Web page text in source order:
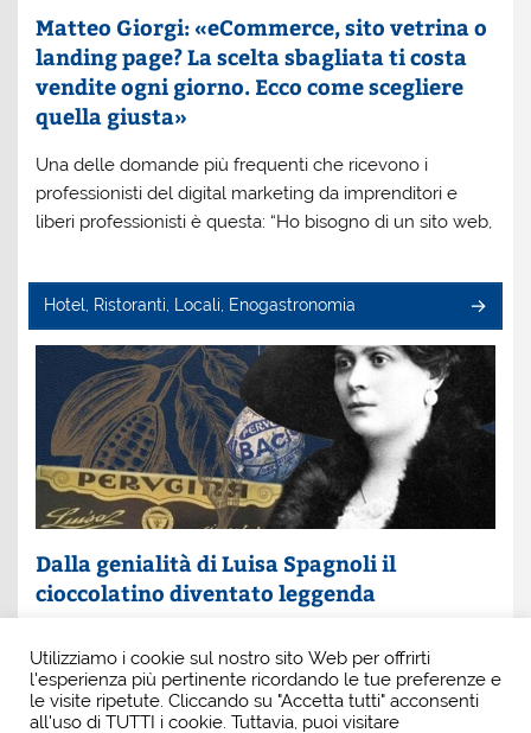
Matteo Giorgi: «eCommerce, sito vetrina o
landing page? La scelta sbagliata ti costa
vendite ogni giorno. Ecco come scegliere
quella giusta»
Una delle domande più frequenti che ricevono i
professionisti del digital marketing da imprenditori e
liberi professionisti è questa: “Ho bisogno di un sito web,
Hotel, Ristoranti, Locali, Enogastronomia
Dalla genialità di Luisa Spagnoli il
cioccolatino diventato leggenda
Spagnoli. È lei la donna che, con intuito e coraggio, ha
scritto una pagina indimenticabile della
Utilizziamo i cookie sul nostro sito Web per offrirti
l'esperienza più pertinente ricordando le tue preferenze e
le visite ripetute. Cliccando su "Accetta tutti" acconsenti
all'uso di TUTTI i cookie. Tuttavia, puoi visitare